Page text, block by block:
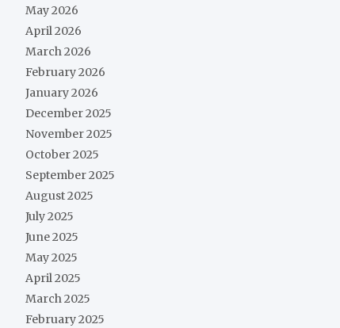
May 2026
April 2026
March 2026
February 2026
January 2026
December 2025
November 2025
October 2025
September 2025
August 2025
July 2025
June 2025
May 2025
April 2025
March 2025
February 2025